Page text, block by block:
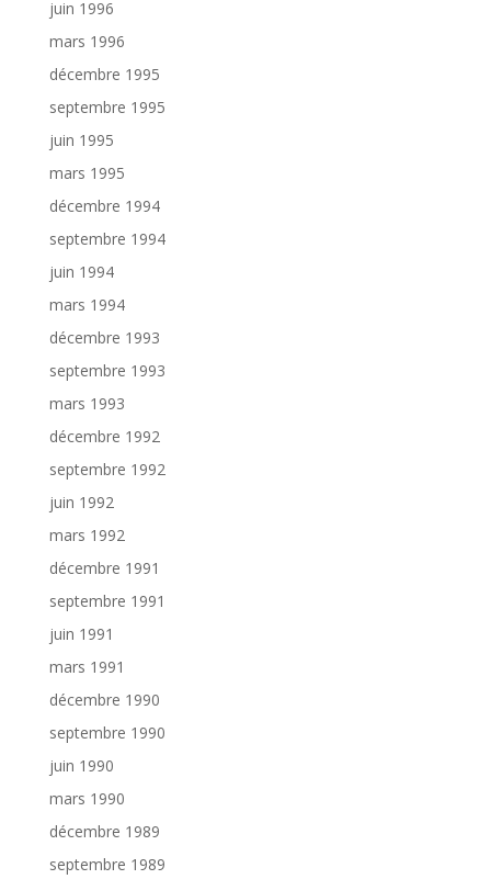
juin 1996
mars 1996
décembre 1995
septembre 1995
juin 1995
mars 1995
décembre 1994
septembre 1994
juin 1994
mars 1994
décembre 1993
septembre 1993
mars 1993
décembre 1992
septembre 1992
juin 1992
mars 1992
décembre 1991
septembre 1991
juin 1991
mars 1991
décembre 1990
septembre 1990
juin 1990
mars 1990
décembre 1989
septembre 1989